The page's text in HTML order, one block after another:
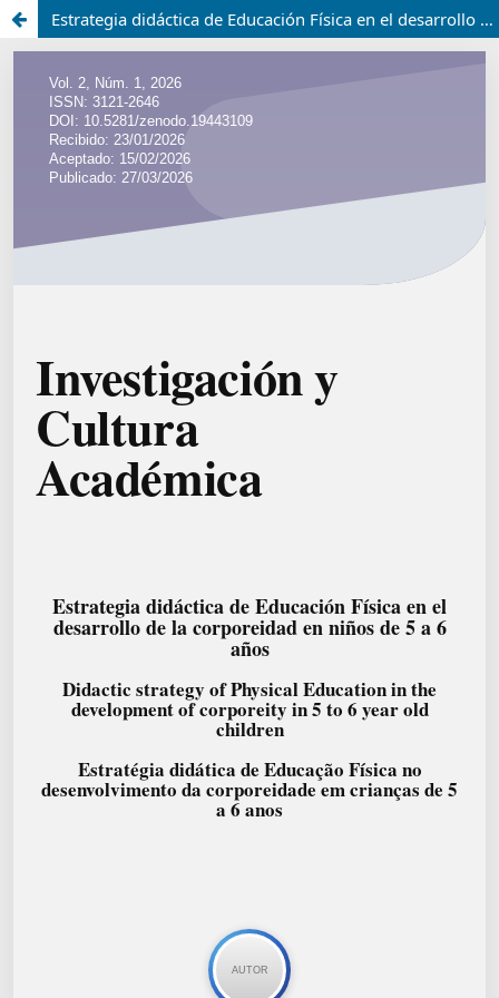
Estrategia didáctica de Educación Física en el desarrollo de la corporeidad en niños de 5 a 6 años